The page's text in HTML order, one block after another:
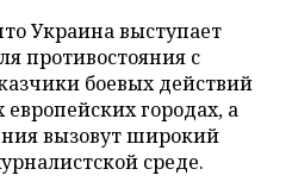
Украина выступает
противостояния с
боевых действий
городах, а
вызовут широкий
среде.